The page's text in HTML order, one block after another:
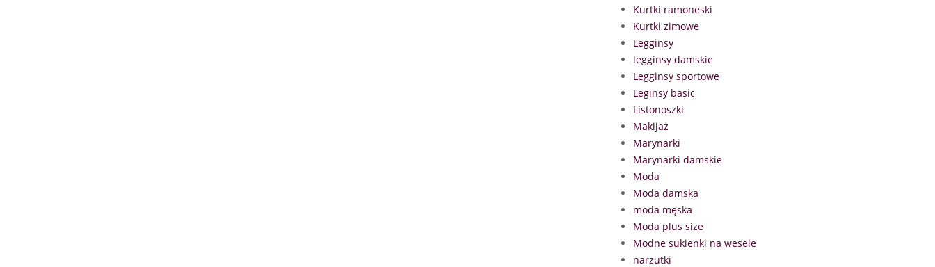
Kurtki ramoneski
Kurtki zimowe
Legginsy
legginsy damskie
Legginsy sportowe
Leginsy basic
Listonoszki
Makijaż
Marynarki
Marynarki damskie
Moda
Moda damska
moda męska
Moda plus size
Modne sukienki na wesele
narzutki